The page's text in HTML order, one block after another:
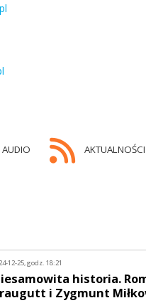
12-25, godz. 18:21
historia.
i Zygmunt